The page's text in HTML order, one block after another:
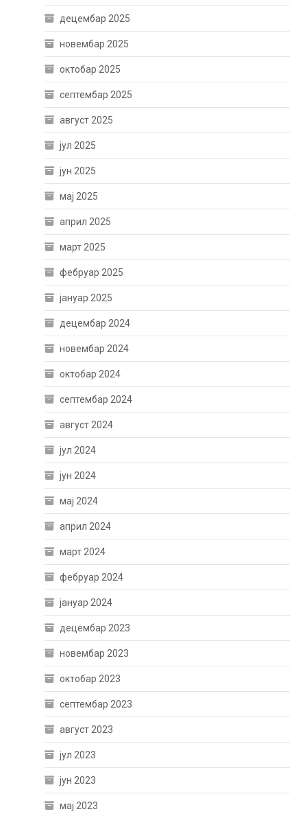
децембар 2025
новембар 2025
октобар 2025
септембар 2025
август 2025
јул 2025
јун 2025
мај 2025
април 2025
март 2025
фебруар 2025
јануар 2025
децембар 2024
новембар 2024
октобар 2024
септембар 2024
август 2024
јул 2024
јун 2024
мај 2024
април 2024
март 2024
фебруар 2024
јануар 2024
децембар 2023
новембар 2023
октобар 2023
септембар 2023
август 2023
јул 2023
јун 2023
мај 2023